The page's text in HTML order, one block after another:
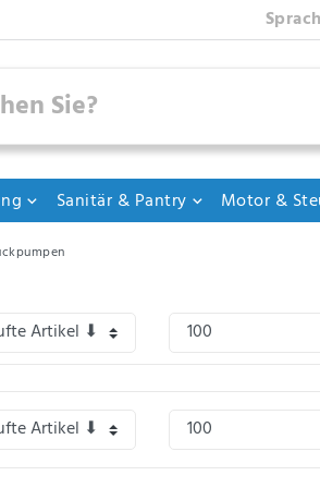
Sanitär & Pantry Motor &